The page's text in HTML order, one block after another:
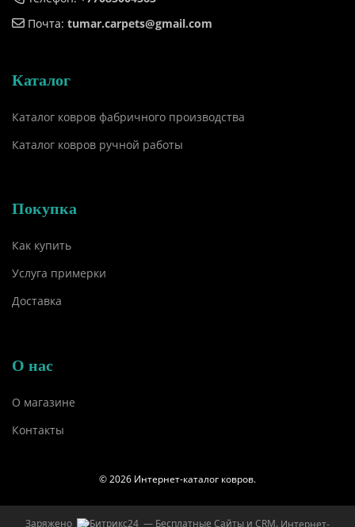
Почта: tumar.carpets@gmail.com
Каталог
Каталог ковров фабричного производства
Каталог ковров ручной работы
Покупка
Как купить
Услуга примерки
Доставка
О нас
О магазине
Контакты
© 2026 Интернет-каталог ковров.
Заряжено — Бесплатные Сайты и CRM. Интернет-